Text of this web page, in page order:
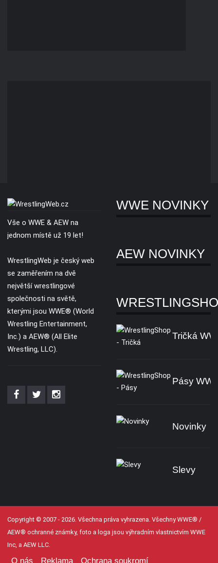
Vše o WWE & AEW na
jednom místě už 19 let!
WrestlingWeb je český web
se zaměřením na dvě
největší wrestlingové
společnosti na světě,
kterými jsou WWE® (World
Wrestling Entertainment,
Inc.) a AEW® (All Elite
Wrestling, LLC).
WWE NOVINKY
AEW NOVINKY
Tričká
Pásy
Novinky
Slevy
Copyright © 2007 - 2026. Všechna práva vyhrazena. Všechny WWE® /
AEW® ochranné známky, foto a loga jsou výhradním vlastnictvím WWE
Inc, a AEW LLC.
O nás Reklama Ochrana soukromí